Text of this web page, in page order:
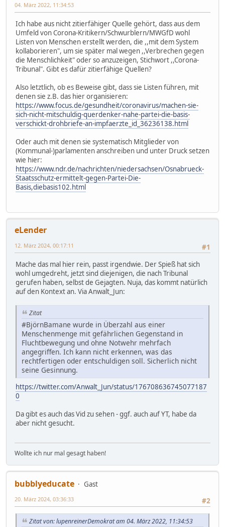
04. März 2022, 11:34:53
Ich habe aus nicht zitierfähiger Quelle gehört, dass aus dem
Umfeld von Corona-Kritikern/Schwurblern/MWGfD wohl
Listen von Menschen erstellt werden, die ,,mit dem System
kollaborieren", um sie später mal wegen ,,Verbrechen gegen
die Menschlichkeit" oder so anzuzeigen, Stichwort ,,Corona-
Tribunal". Gibt es dafür zitierfähige Quellen?
Also letztlich, ob es Beweise gibt, dass sie Listen führen, mit
denen sie z.B. das hier organisieren:
https://www.focus.de/gesundheit/coronavirus/machen-sie-
sich-nicht-mitschuldig-querdenker-nahe-partei-die-basis-
verschickt-drohbriefe-an-impfaerzte_id_36236138.html
Oder auch mit denen sie systematisch Mitglieder von
(Kommunal-)parlamenten anschreiben und unter Druck setzen
wie hier:
https://www.ndr.de/nachrichten/niedersachsen/Osnabrueck-
Staatsschutz-ermittelt-gegen-Partei-Die-
Basis,diebasis102.html
eLender
#1
12. März 2024, 00:17:11
Mache das mal hier rein, passt irgendwie. Der Spieß hat sich
wohl umgedreht, jetzt sind diejenigen, die nach Tribunal
gerufen haben, selbst de Gejagten. Nuja, das kommt natürlich
auf den Kontext an. Via Anwalt_Jun:
Zitat
#BjörnBamane wurde in Überzahl aus einer
Menschenmenge mit gefährlichen Gegenstand in
Fluchtbewegung und ohne Notwehr mehrfach
angegriffen. Ich kann nicht erkennen, was das
rechtfertigen oder entschuldigen soll. Sicherlich nicht
seine Gesinnung.
https://twitter.com/Anwalt_Jun/status/176708636745077187
0
Da gibt es auch das Vid zu sehen - ggf. auch auf YT, habe da
aber nicht gesucht.
Wollte ich nur mal gesagt haben!
bubblyeducate
Gast
#2
20. März 2024, 03:36:33
Zitat von: lupenreinerDemokrat am 04. März 2022, 11:34:53